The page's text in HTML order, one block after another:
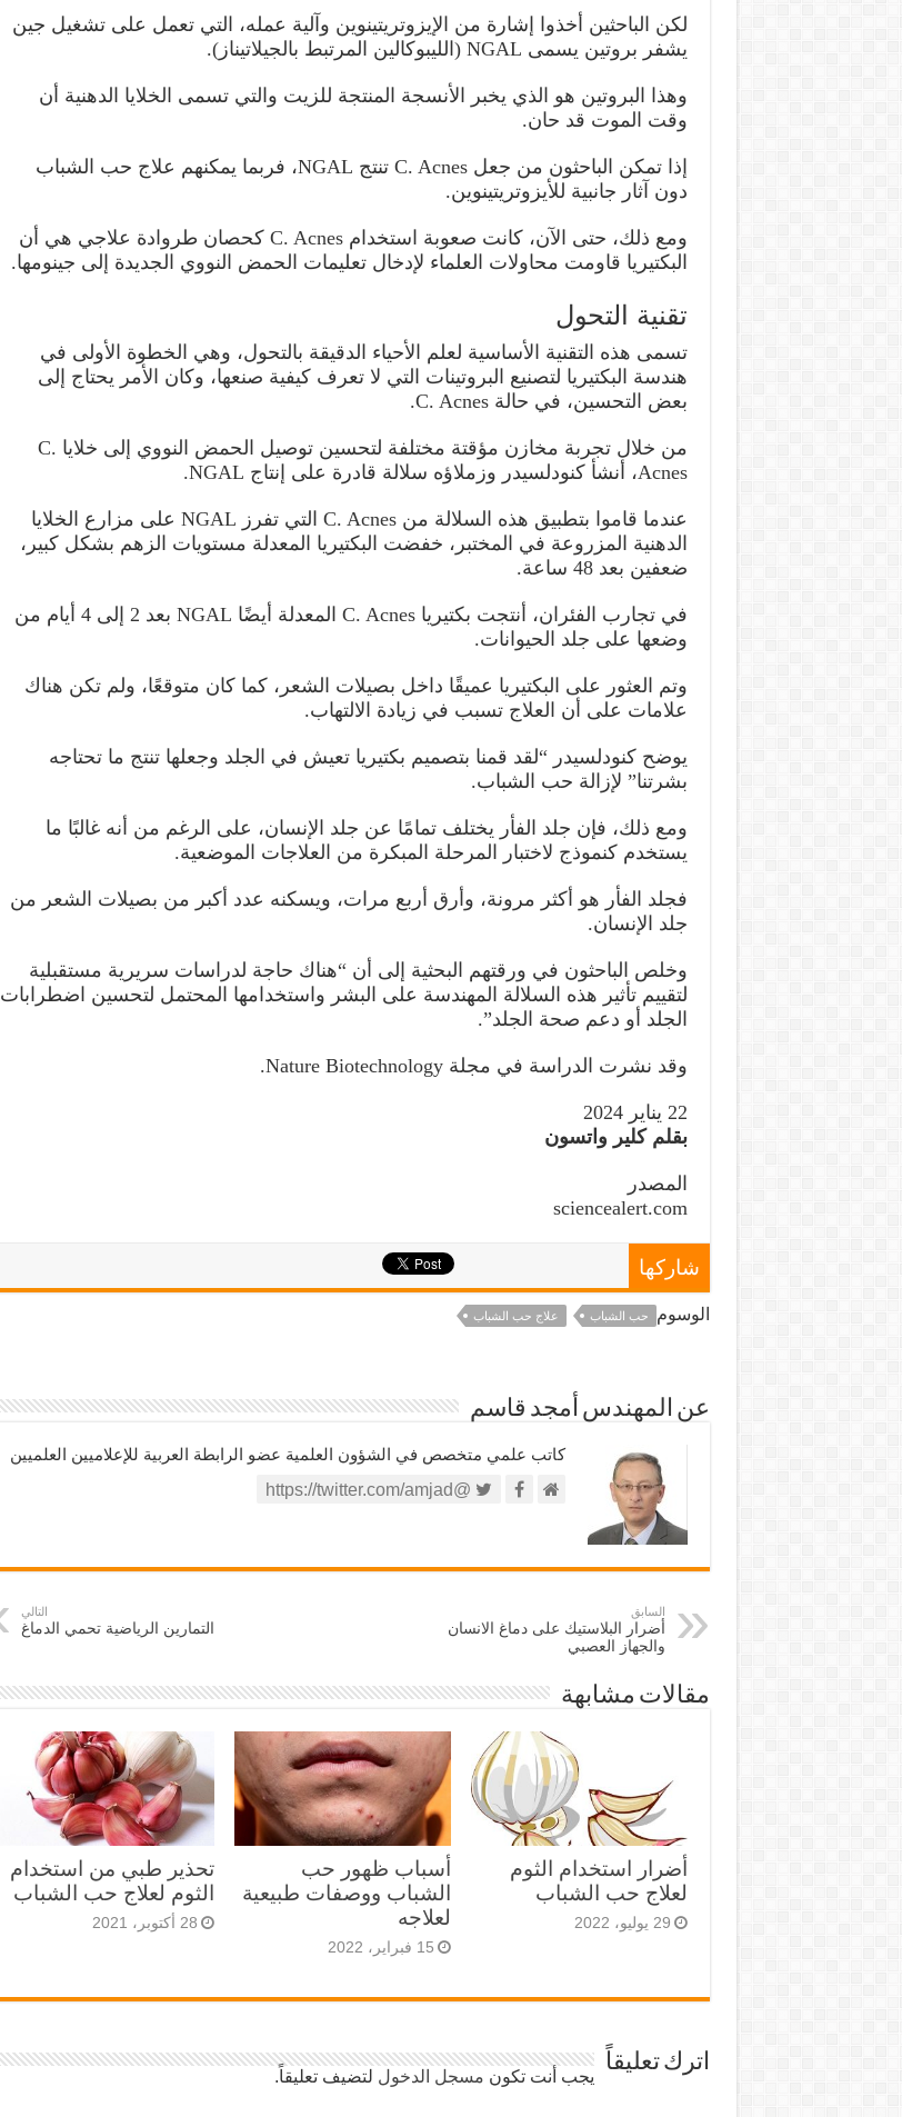
لكن الباحثين أخذوا إشارة من الإيزوتريتينوين وآلية عمله، التي تعمل على تشغيل جين
يشفر بروتين يسمى NGAL (الليبوكالين المرتبط بالجيلاتيناز).
وهذا البروتين هو الذي يخبر الأنسجة المنتجة للزيت والتي تسمى الخلايا الدهنية أن
وقت الموت قد حان.
إذا تمكن الباحثون من جعل C. Acnes تنتج NGAL، فربما يمكنهم علاج حب الشباب
دون آثار جانبية للأيزوتريتينوين.
ومع ذلك، حتى الآن، كانت صعوبة استخدام C. Acnes كحصان طروادة علاجي هي أن
البكتيريا قاومت محاولات العلماء لإدخال تعليمات الحمض النووي الجديدة إلى جينومها.
تقنية التحول
تسمى هذه التقنية الأساسية لعلم الأحياء الدقيقة بالتحول، وهي الخطوة الأولى في
هندسة البكتيريا لتصنيع البروتينات التي لا تعرف كيفية صنعها، وكان الأمر يحتاج إلى
بعض التحسين، في حالة C. Acnes.
من خلال تجربة مخازن مؤقتة مختلفة لتحسين توصيل الحمض النووي إلى خلايا C.
Acnes، أنشأ كنودلسيدر وزملاؤه سلالة قادرة على إنتاج NGAL.
عندما قاموا بتطبيق هذه السلالة من C. Acnes التي تفرز NGAL على مزارع الخلايا
الدهنية المزروعة في المختبر، خفضت البكتيريا المعدلة مستويات الزهم بشكل كبير،
ضعفين بعد 48 ساعة.
في تجارب الفئران، أنتجت بكتيريا C. Acnes المعدلة أيضًا NGAL بعد 2 إلى 4 أيام من
وضعها على جلد الحيوانات.
وتم العثور على البكتيريا عميقًا داخل بصيلات الشعر، كما كان متوقعًا، ولم تكن هناك
علامات على أن العلاج تسبب في زيادة الالتهاب.
يوضح كنودلسيدر “لقد قمنا بتصميم بكتيريا تعيش في الجلد وجعلها تنتج ما تحتاجه
بشرتنا” لإزالة حب الشباب.
ومع ذلك، فإن جلد الفأر يختلف تمامًا عن جلد الإنسان، على الرغم من أنه غالبًا ما
يستخدم كنموذج لاختبار المرحلة المبكرة من العلاجات الموضعية.
فجلد الفأر هو أكثر مرونة، وأرق أربع مرات، ويسكنه عدد أكبر من بصيلات الشعر من
جلد الإنسان.
وخلص الباحثون في ورقتهم البحثية إلى أن “هناك حاجة لدراسات سريرية مستقبلية
لتقييم تأثير هذه السلالة المهندسة على البشر واستخدامها المحتمل لتحسين اضطرابات
الجلد أو دعم صحة الجلد”.
وقد نشرت الدراسة في مجلة Nature Biotechnology.
22 يناير 2024
بقلم كلير واتسون
المصدر
sciencealert.com
شاركها
الوسوم حب الشباب علاج حب الشباب
عن المهندس أمجد قاسم
كاتب علمي متخصص في الشؤون العلمية عضو الرابطة العربية للإعلاميين العلميين
@https://twitter.com/amjad
السابق
أضرار البلاستيك على دماغ الانسان
والجهاز العصبي
التالي
التمارين الرياضية تحمي الدماغ
مقالات مشابهة
أضرار استخدام الثوم
لعلاج حب الشباب
29 يوليو، 2022
أسباب ظهور حب
الشباب ووصفات طبيعية
لعلاجه
15 فبراير، 2022
تحذير طبي من استخدام
الثوم لعلاج حب الشباب
28 أكتوبر، 2021
اترك تعليقاً
يجب أنت تكون مسجل الدخول لتضيف تعليقاً.